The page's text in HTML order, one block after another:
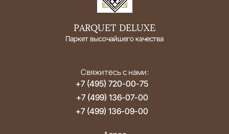
PARQUET DELUXE
Паркет высочайшего качества
Свяжитесь с нами:
+7 (495) 720-00-75
+7 (499) 136-07-00
+7 (499) 136-09-00